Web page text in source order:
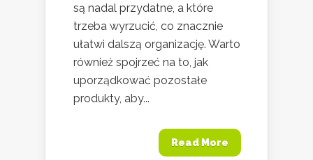
są nadal przydatne, a które
trzeba wyrzucić, co znacznie
ułatwi dalszą organizację. Warto
również spojrzeć na to, jak
uporządkować pozostałe
produkty, aby...
Read More